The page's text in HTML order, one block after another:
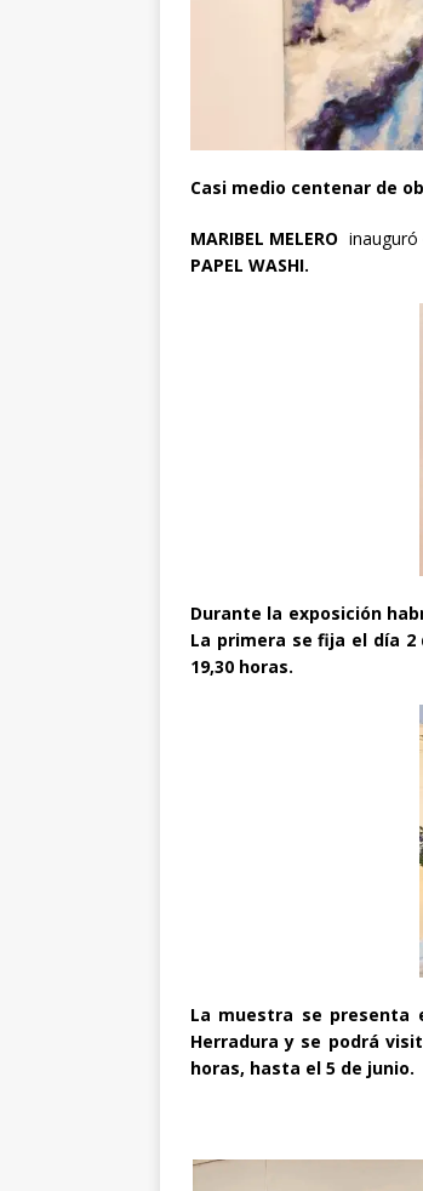
Casi medio centenar de
MARIBEL MELERO inauguró
PAPEL WASHI.
Durante la exposición
La primera se fija el día 2
19,30 horas.
La muestra se presenta
Herradura y se podrá
horas, hasta el 5 de junio.